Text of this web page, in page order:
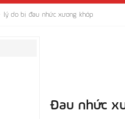
lý do bị đau nhức xương khớp
Đau nhức